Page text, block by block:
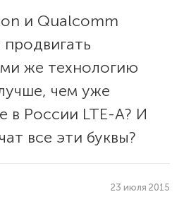
и Qualcomm
же технологию
чем уже
в России LTE-A? И
все эти буквы?
23 июля 2015